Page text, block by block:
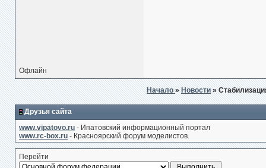
Офлайн
Начало»Новости »
Друзья сайта
www.vipatovo.ru - Ипатовский информационный портал
www.rc-box.ru - Красноярский форум моделистов.
Перейти